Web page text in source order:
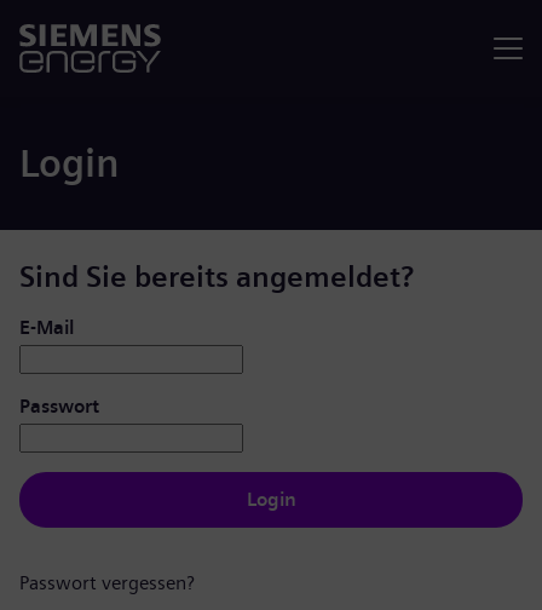
Login
Sind Sie bereits angemeldet?
Login: Benutzer und Passwort
E-Mail
Passwort
Login
Passwort vergessen?